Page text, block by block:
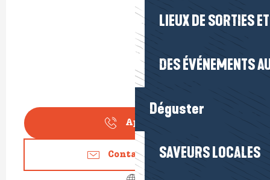
LIEUX DE SORTIES
DES ÉVÉNEMENTS
Déguster
SAVEURS LOCALES
Appeler
Contactez-nous